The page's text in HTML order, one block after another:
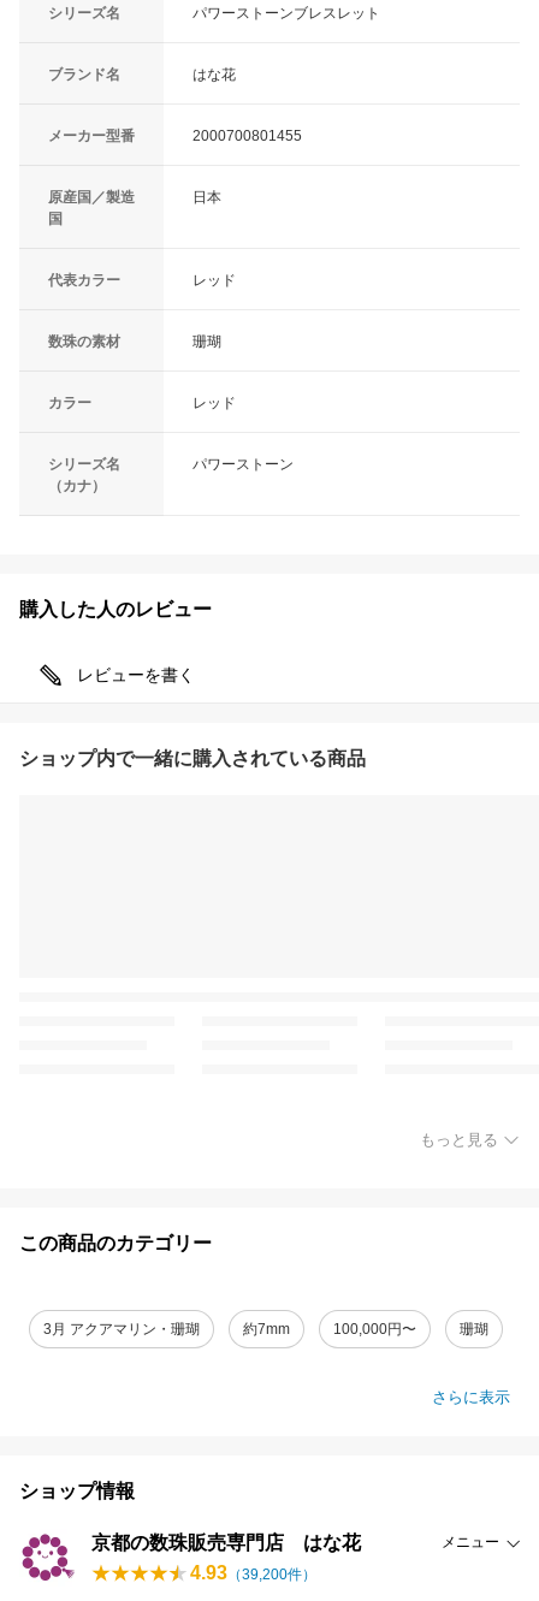
シリーズ名 パワーストーンブレスレット
ブランド名 はな花
メーカー型番 2000700801455
原産国／製造
国
日本
代表カラー レッド
数珠の素材 珊瑚
カラー レッド
シリーズ名
（カナ）
パワーストーン
購入した人のレビュー
レビューを書く
ショップ内で一緒に購入されている商品
もっと見る
この商品のカテゴリー
3月 アクアマリン・珊瑚 約7mm 100,000円〜 珊瑚
さらに表示
ショップ情報
京都の数珠販売専門店 はな花 メニュー
4.93 （39,200件）